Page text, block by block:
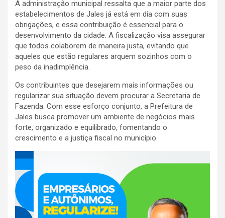
A administração municipal ressalta que a maior parte dos
estabelecimentos de Jales já está em dia com suas
obrigações, e essa contribuição é essencial para o
desenvolvimento da cidade. A fiscalização visa assegurar
que todos colaborem de maneira justa, evitando que
aqueles que estão regulares arquem sozinhos com o
peso da inadimplência.
Os contribuintes que desejarem mais informações ou
regularizar sua situação devem procurar a Secretaria de
Fazenda. Com esse esforço conjunto, a Prefeitura de
Jales busca promover um ambiente de negócios mais
forte, organizado e equilibrado, fomentando o
crescimento e a justiça fiscal no município.